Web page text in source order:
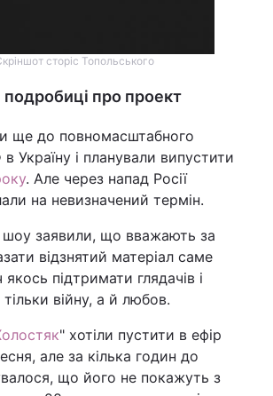
Скріншот сторіс Топольського
про проект
ще до повномасштабного
Україну і планували випустити
. Але через напад Росії
на невизначений термін.
шоу заявили, що вважають за
відзнятий матеріал саме
підтримати глядачів і
війну, а й любов.
" хотіли пустити в ефір
але за кілька годин до
що його не покажуть з